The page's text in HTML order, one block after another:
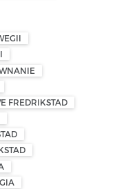
FREDRIKSTAD